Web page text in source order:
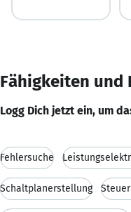
Fähigkeiten und
Logg Dich jetzt ein, um
Fehlersuche
Schaltplanerstellung